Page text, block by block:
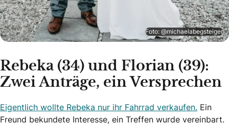
Foto: @michaelabegsteiger
Rebeka (34) und Florian (39):
Zwei Anträge, ein Versprechen
Eigentlich wollte Rebeka nur ihr Fahrrad verkaufen. Ein
Freund bekundete Interesse, ein Treffen wurde vereinbart.